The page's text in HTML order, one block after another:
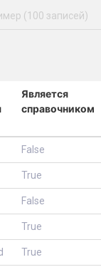
(100 записей)
Является
справочником
False
True
False
True
True